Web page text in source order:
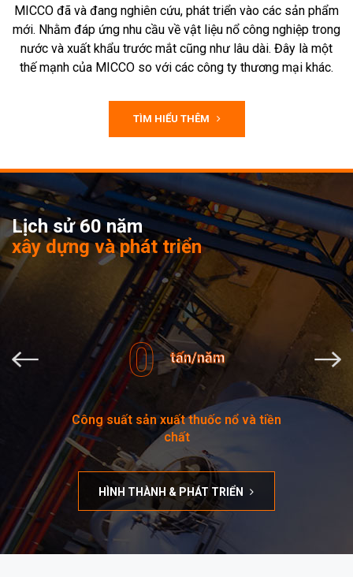
MICCO đã và đang nghiên cứu, phát triển vào các sản phẩm
mới. Nhằm đáp ứng nhu cầu về vật liệu nổ công nghiệp trong
nước và xuất khẩu trước mắt cũng như lâu dài. Đây là một
thế mạnh của MICCO so với các công ty thương mại khác.
TÌM HIỂU THÊM
Lịch sử 60 năm
xây dựng và phát triển
HÌNH THÀNH & PHÁT TRIỂN
0 tấn/năm
Công suất sản xuất thuốc nổ và tiền
chất